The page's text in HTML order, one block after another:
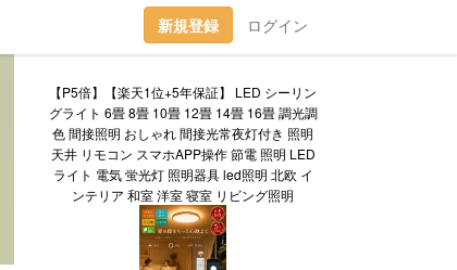
新規登録 ログイン
【P5倍】【楽天1位+5年保証】 LED シーリン
グライト 6畳 8畳 10畳 12畳 14畳 16畳 調光調
色 間接照明 おしゃれ 間接光常夜灯付き 照明
天井 リモコン スマホAPP操作 節電 照明 LED
ライト 電気 蛍光灯 照明器具 led照明 北欧 イ
ンテリア 和室 洋室 寝室 リビング照明